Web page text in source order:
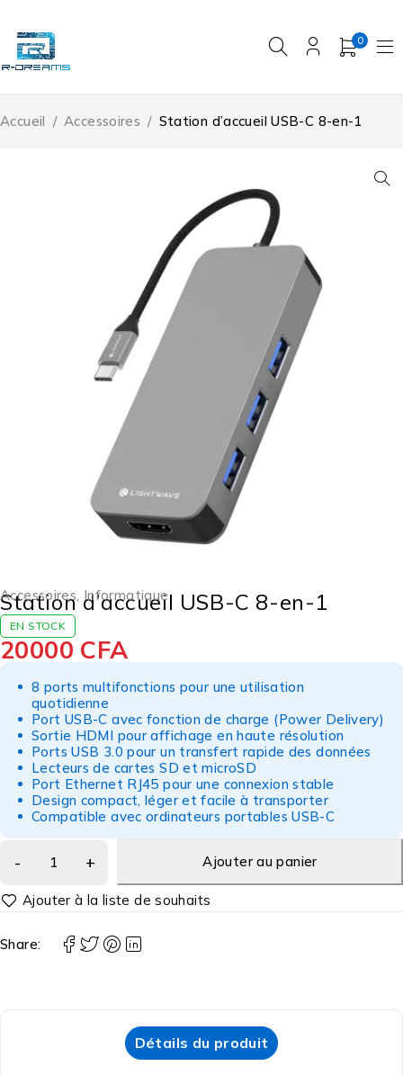
0
Accueil / Accessoires / Station d’accueil USB-C 8-en-1
Accessoires, Informatique
Station d’accueil USB-C 8-en-1
EN STOCK
20000 CFA
8 ports multifonctions pour une utilisation
quotidienne
Port USB-C avec fonction de charge (Power Delivery)
Sortie HDMI pour affichage en haute résolution
Ports USB 3.0 pour un transfert rapide des données
Lecteurs de cartes SD et microSD
Port Ethernet RJ45 pour une connexion stable
Design compact, léger et facile à transporter
Compatible avec ordinateurs portables USB-C
Ajouter au panier
Share:
Détails du produit